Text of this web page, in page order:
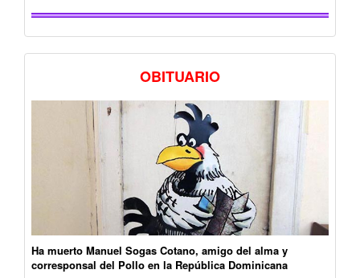
OBITUARIO
Ha muerto Manuel Sogas Cotano, amigo del alma y
corresponsal del Pollo en la República Dominicana